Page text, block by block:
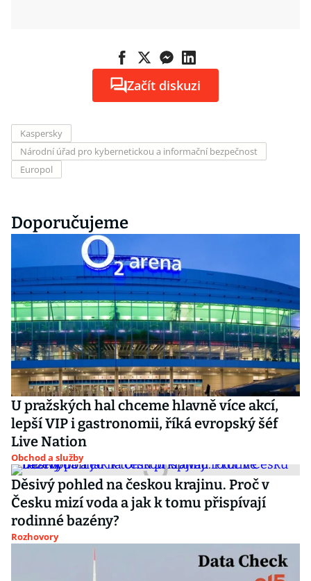
Začít diskuzi
Kaspersky
Národní úřad pro kybernetickou a informační bezpečnost
Europol
Doporučujeme
U pražských hal chceme hlavně více akcí,
lepší VIP i gastronomii, říká evropský šéf
Live Nation
Obchod a služby
Děsivý pohled na českou krajinu. Proč v
Česku mizí voda a jak k tomu přispívají
rodinné bazény?
Rozhovory